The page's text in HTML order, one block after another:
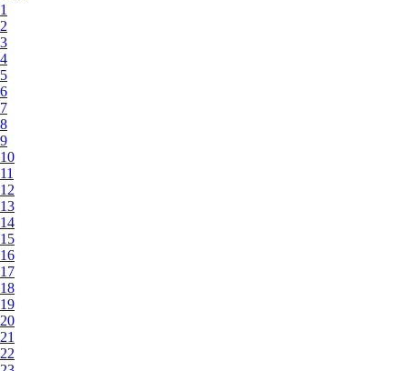
1
2
3
4
5
6
7
8
9
10
11
12
13
14
15
16
17
18
19
20
21
22